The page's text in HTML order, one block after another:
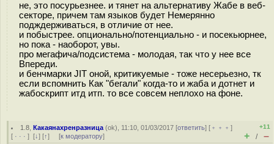
не, это посурьезнее. и тянет на альтернативу Жабе в веб-
секторе, причем там языков будет Немерянно
подждерживаться, в отличие от нее.
и побыстрее. опционально/потенциально - и посекьюрнее,
но пока - наоборот, увы.
про мегафича/подсистема - молодая, так что у нее все
Впереди.
и бенчмарки JIT оной, критикуемые - тоже несерьезно, тк
если вспомнить Как "бегали" когда-то и жаба и дотнет и
жабоскрипт итд итп. то все совсем неплохо на фоне.
1.8 ,Какаянахренразница (ok), 11:10, 01/03/2017 [ответить] [ ﹢﹢﹢]
[ · · · ] [↓] [↑] [к модератору]
+11
+ / –